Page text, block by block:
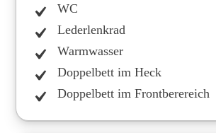
WC
Lederlenkrad
Warmwasser
Doppelbett im Heck
Doppelbett im Frontberereich